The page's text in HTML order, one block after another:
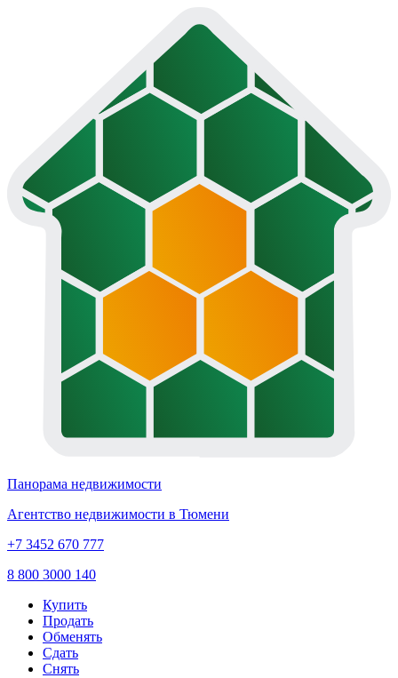
Панорама недвижимости
Агентство недвижимости в Тюмени
+7 3452 670 777
8 800 3000 140
Купить
Продать
Обменять
Сдать
Снять